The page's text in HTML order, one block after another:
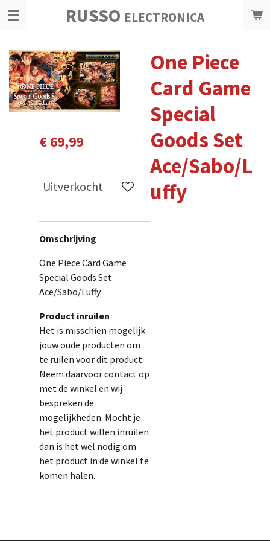
Ga
de
hoofdinhoud
RUSSO ELECTRONICA
One Piece
Card Game
Special
Goods Set
Ace/Sabo/L
uffy
€ 69,99
Uitverkocht
Omschrijving
One Piece Card Game
Special Goods Set
Ace/Sabo/Luffy
Product inruilen
Het is misschien mogelijk
jouw oude producten om
te ruilen voor dit product.
Neem daarvoor contact op
met de winkel en wij
bespreken de
mogelijkheden. Mocht je
het product willen inruilen
dan is het wel nodig om
het product in de winkel te
komen halen.